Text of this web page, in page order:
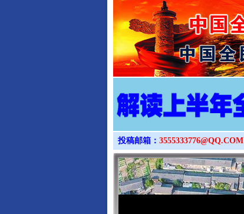
投稿邮箱： 3555333776@QQ.COM